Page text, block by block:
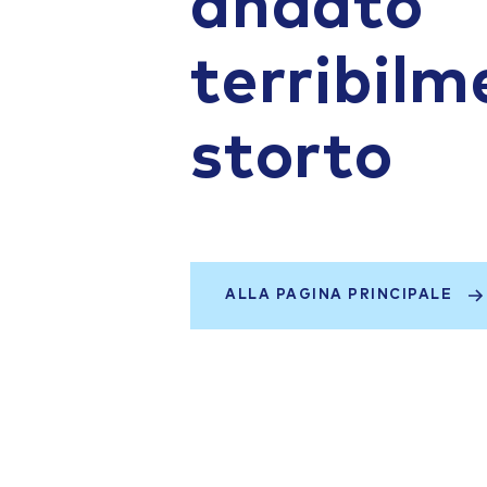
storto
ALLA PAGINA PRINCIPALE